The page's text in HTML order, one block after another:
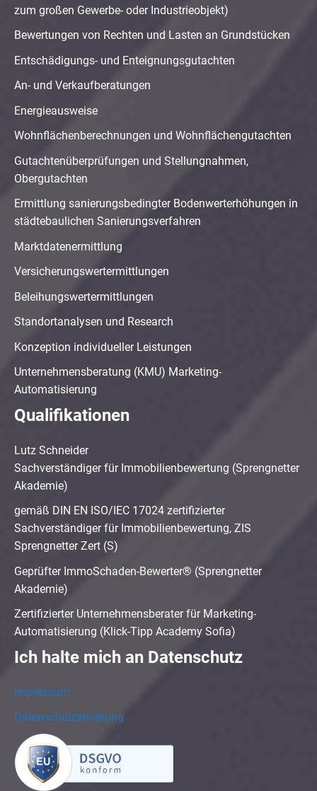
zum großen Gewerbe- oder Industrieobjekt)
Bewertungen von Rechten und Lasten an Grundstücken
Entschädigungs- und Enteignungsgutachten
An- und Verkaufberatungen
Energieausweise
Wohnflächenberechnungen und Wohnflächengutachten
Gutachtenüberprüfungen und Stellungnahmen,
Obergutachten
Ermittlung sanierungsbedingter Bodenwerterhöhungen in
städtebaulichen Sanierungsverfahren
Marktdatenermittlung
Versicherungswertermittlungen
Beleihungswertermittlungen
Standortanalysen und Research
Konzeption individueller Leistungen
Unternehmensberatung (KMU) Marketing-
Automatisierung
Qualifikationen
Lutz Schneider
Sachverständiger für Immobilienbewertung (Sprengnetter
Akademie)
gemäß DIN EN ISO/IEC 17024 zertifizierter
Sachverständiger für Immobilienbewertung, ZIS
Sprengnetter Zert (S)
Geprüfter ImmoSchaden-Bewerter® (Sprengnetter
Akademie)
Zertifizierter Unternehmensberater für Marketing-
Automatisierung (Klick-Tipp Academy Sofia)
Ich halte mich an Datenschutz
Impressum
Datenschutzerklärung